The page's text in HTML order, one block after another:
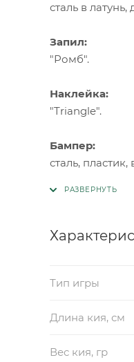
сталь в
Запил:
"Ромб".
Наклейка:
"Triangle".
Бампер:
сталь,
Тип игры
Длина кия, см
Вес кия, гр